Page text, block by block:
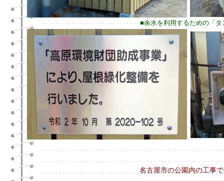
■余水を利用するための「
名古屋市の公園内の工事